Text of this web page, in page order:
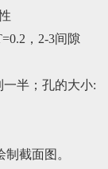
，2-3间隙
半；孔的大小:
截面图。